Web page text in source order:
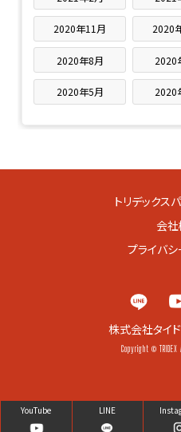
2020年11月 2020
2020年8月 2020
2020年5月 2020
トリデックス
会
プライバ
株式会社タイ
Copyright © TRIDEX
YouTube LINE